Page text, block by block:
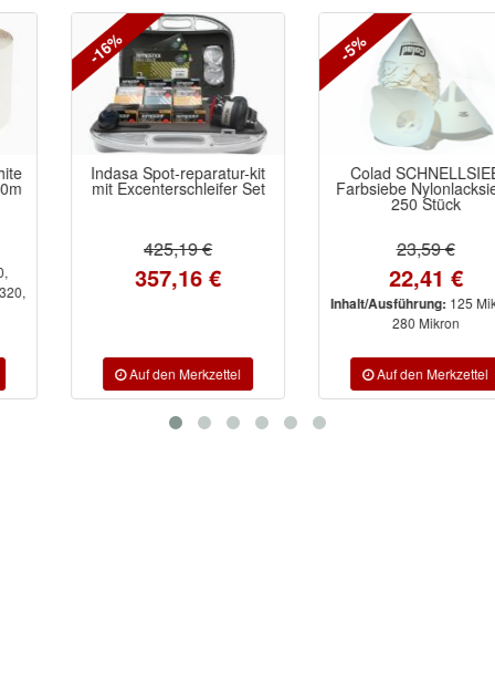
Indasa Spot-reparatur-kit
mit Excenterschleifer Set
425,19 €
357,16 €
Colad SCHNELLSIEB
Farbsiebe Nylonlacksiebe
250 Stück
23,59 €
22,41 €
Inhalt/Ausführung:125 Mikron,
280 Mikron